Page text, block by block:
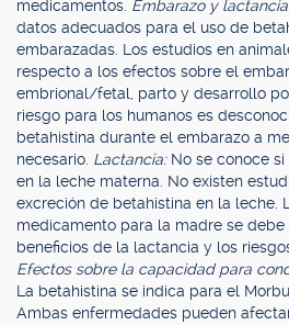
medicamentos. Embarazo y
datos adecuados para el uso de
embarazadas. Los estudios en
respecto a los efectos sobre el
embrional/fetal, parto y desarrollo
riesgo para los humanos es
betahistina durante el embarazo a
necesario. Lactancia: No se conoce
en la leche materna. No existen
excreción de betahistina en la leche.
medicamento para la madre se
beneficios de la lactancia y los
Efectos sobre la capacidad para
La betahistina se indica para el
Ambas enfermedades pueden